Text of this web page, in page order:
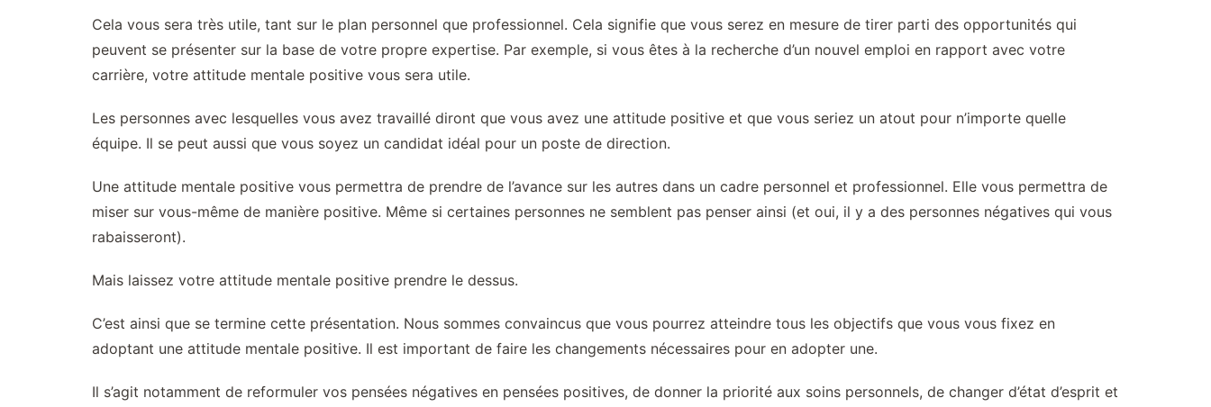
Cela vous sera très utile, tant sur le plan personnel que professionnel. Cela signifie que vous serez en mesure de tirer parti des opportunités qui
peuvent se présenter sur la base de votre propre expertise. Par exemple, si vous êtes à la recherche d’un nouvel emploi en rapport avec votre
carrière, votre attitude mentale positive vous sera utile.
Les personnes avec lesquelles vous avez travaillé diront que vous avez une attitude positive et que vous seriez un atout pour n’importe quelle
équipe. Il se peut aussi que vous soyez un candidat idéal pour un poste de direction.
Une attitude mentale positive vous permettra de prendre de l’avance sur les autres dans un cadre personnel et professionnel. Elle vous permettra de
miser sur vous-même de manière positive. Même si certaines personnes ne semblent pas penser ainsi (et oui, il y a des personnes négatives qui vous
rabaisseront).
Mais laissez votre attitude mentale positive prendre le dessus.
C’est ainsi que se termine cette présentation. Nous sommes convaincus que vous pourrez atteindre tous les objectifs que vous vous fixez en
adoptant une attitude mentale positive. Il est important de faire les changements nécessaires pour en adopter une.
Il s’agit notamment de reformuler vos pensées négatives en pensées positives, de donner la priorité aux soins personnels, de changer d’état d’esprit et